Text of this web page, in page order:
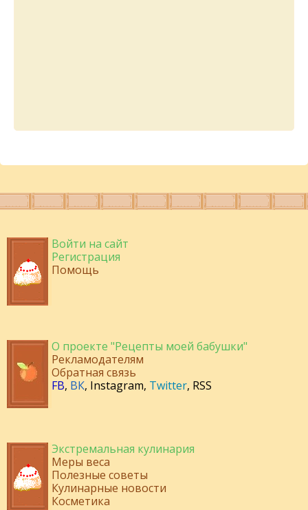
Войти на сайт
Регистрация
Помощь
О проекте "Рецепты моей бабушки"
Рекламодателям
Обратная связь
FB, ВК, Instagram, Twitter, RSS
Экстремальная кулинария
Меры веса
Полезные советы
Кулинарные новости
Косметика